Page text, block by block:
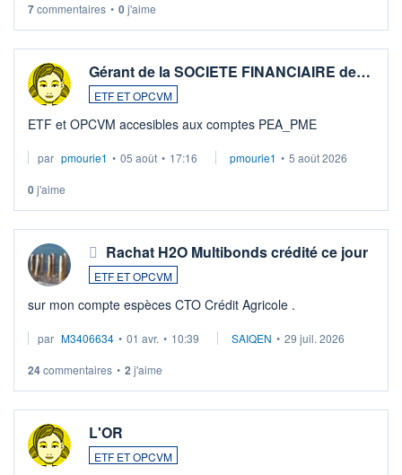
7commentaires • 0j'aime
Gérant de la SOCIETE FINANCIAIRE de…
ETF ET OPCVM
ETF et OPCVM accesibles aux comptes PEA_PME
par pmourie1 • 05 août • 17:16 pmourie1 • 5 août 2026
0j'aime
Rachat H2O Multibonds crédité ce jour
ETF ET OPCVM
sur mon compte espèces CTO Crédit Agricole .
par M3406634 • 01 avr. • 10:39 SAIQEN • 29 juil. 2026
24commentaires • 2 j'aime
L'OR
ETF ET OPCVM